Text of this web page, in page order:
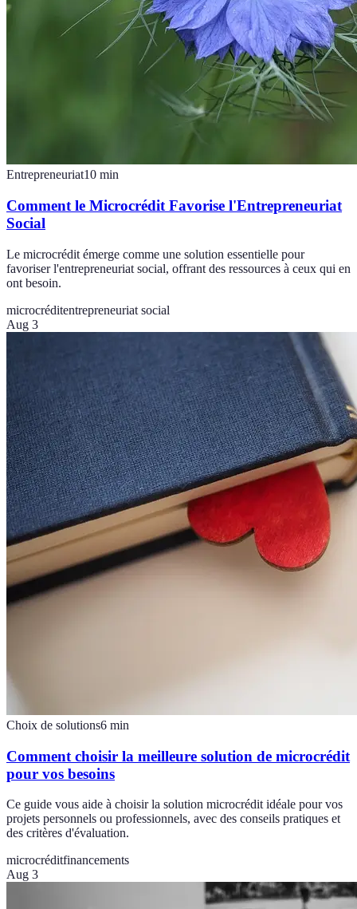
Entrepreneuriat10 min
Comment le Microcrédit Favorise l'Entrepreneuriat
Social
Le microcrédit émerge comme une solution essentielle pour
favoriser l'entrepreneuriat social, offrant des ressources à ceux qui en
ont besoin.
microcréditentrepreneuriat social
Aug 3
Choix de solutions6 min
Comment choisir la meilleure solution de microcrédit
pour vos besoins
Ce guide vous aide à choisir la solution microcrédit idéale pour vos
projets personnels ou professionnels, avec des conseils pratiques et
des critères d'évaluation.
microcréditfinancements
Aug 3